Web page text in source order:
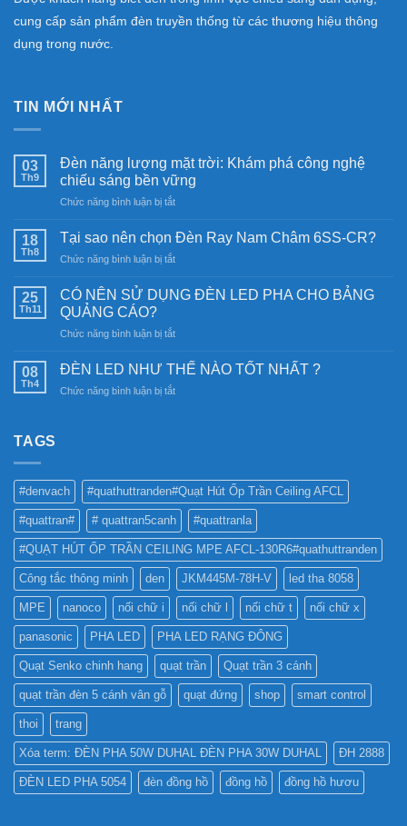
cung cấp sản phẩm đèn truyền thống từ các thương hiệu thông
dụng trong nước.
TIN MỚI NHẤT
03
Th9
Đèn năng lượng mặt trời: Khám phá công nghệ
chiếu sáng bền vững
Chức năng bình luận bị tắtở
năng
mặt
Khám
nghệ
sáng
18
Th8
Tại sao nên chọn Đèn Ray Nam Châm 6SS-CR?
Chức năng bình luận bị tắtở
sao
Đèn
Nam
6SS-
25
Th11
CÓ NÊN SỬ DỤNG ĐÈN LED PHA CHO BẢNG
QUẢNG CÁO?
Chức năng bình luận bị tắtở
NÊN
DỤNG
QUẢNG
CÁO?
08
Th4
ĐÈN LED NHƯ THẾ NÀO TỐT NHẤT ?
Chức năng bình luận bị tắtở
TỐT
NHẤT
?
TAGS
#denvach #quathuttranden#Quạt Hút Ốp Trần Ceiling AFCL
#quattran# # quattran5canh #quattranla
#QUẠT HÚT ỐP TRẦN CEILING MPE AFCL-130R6#quathuttranden
Công tắc thông minh den JKM445M-78H-V led tha 8058
MPE nanoco nối chữ i nối chữ l nối chữ t nối chữ x
panasonic PHA LED PHA LED RẠNG ĐÔNG
Quạt Senko chinh hang quạt trần Quạt trần 3 cánh
quạt trần đèn 5 cánh vân gỗ quạt đứng shop smart control
thoi trang
Xóa term: ĐÈN PHA 50W DUHAL ĐÈN PHA 30W DUHAL ĐH 2888
ĐÈN LED PHA 5054 đèn đồng hồ đồng hồ đồng hồ hươu